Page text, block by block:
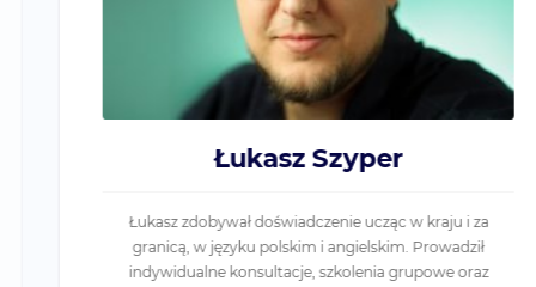
Łukasz Szyper
Łukasz zdobywał doświadczenie ucząc w kraju i za
granicą, w języku polskim i angielskim. Prowadził
indywidualne konsultacje, szkolenia grupowe oraz